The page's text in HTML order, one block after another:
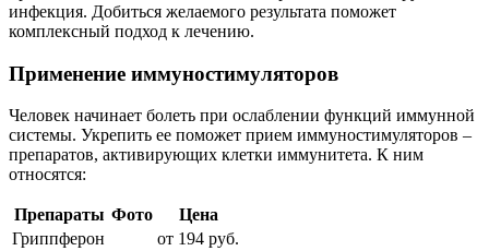
инфекция. Добиться желаемого результата поможет
комплексный подход к лечению.
Применение иммуностимуляторов
Человек начинает болеть при ослаблении функций иммунной
системы. Укрепить ее поможет прием иммуностимуляторов –
препаратов, активирующих клетки иммунитета. К ним
относятся:
Препараты Фото
Цена
Гриппферон
от 194 руб.